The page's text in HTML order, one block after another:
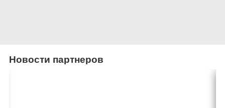
Новости партнеров